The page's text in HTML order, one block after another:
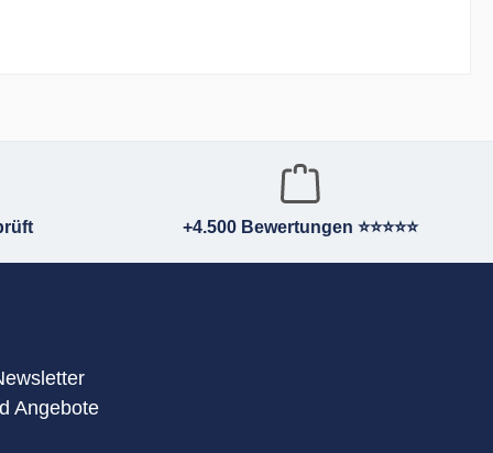
+4.500 Bewertungen ⭐⭐⭐⭐⭐
Angebote